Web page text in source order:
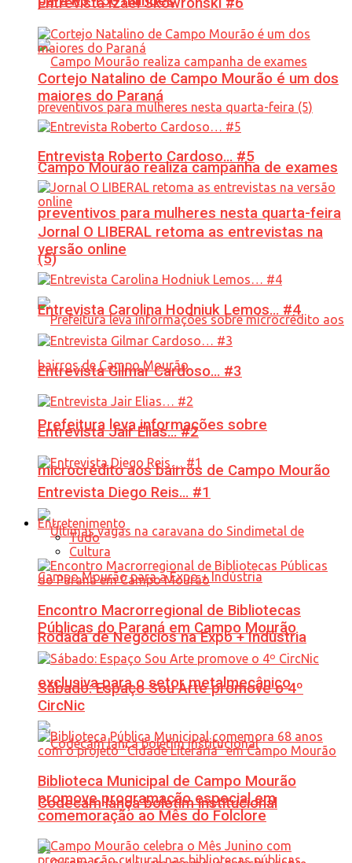
Campo Mourão realiza campanha de exames
preventivos para mulheres nesta quarta-feira
(5)
Prefeitura leva informações sobre
microcrédito aos bairros de Campo Mourão
Rodada de Negócios na Expo + Indústria
exclusiva para o setor metalmecânico
Codecam lança boletim institucional
Cortejo Natalino de Campo Mourão é um dos
maiores do Paraná
Entrevista Roberto Cardoso… #5
Jornal O LIBERAL retoma as entrevistas na
versão online
Entrevista Carolina Hodniuk Lemos… #4
Entrevista Gilmar Cardoso… #3
Entrevista Jair Elias… #2
Entrevista Diego Reis… #1
Entretenimento
Tudo
Cultura
Encontro Macrorregional de Bibliotecas
Públicas do Paraná em Campo Mourão
Sábado: Espaço Sou Arte promove o 4º
CircNic
Biblioteca Municipal de Campo Mourão
promove programação especial em
comemoração ao Mês do Folclore